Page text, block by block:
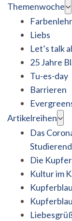
Themenwoche
Liebs
Let’s talk
25 Jahre
Tu-es-day
Barrieren
Artikelreihen
Das
Die
Kultur im